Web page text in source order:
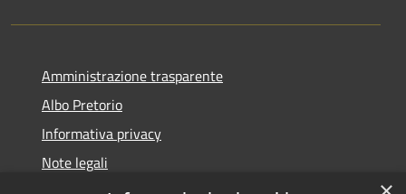
Amministrazione trasparente
Albo Pretorio
Informativa privacy
Note legali